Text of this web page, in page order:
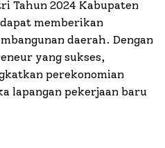
Tahun 2024 Kabupaten
memberikan
daerah. Dengan
yang sukses,
perekonomian
lapangan pekerjaan baru